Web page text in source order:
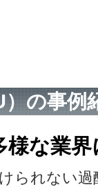
の事例
な業
られない